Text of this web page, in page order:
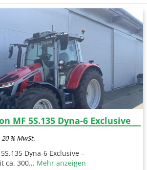
MF 5S.135 Dyna-6 Exclusive
% MwSt.
Dyna-6 Exclusive –
ca. 300... Mehr anzeigen